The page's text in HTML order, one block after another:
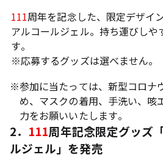
111周年を記念した、限定デザイ
アルコールジェル。持ち運びしや
す。
※応募するグッズは選べません。
※参加に当たっては、新型コロナ
め、マスクの着用、手洗い、咳
力をお願いいたします。
2． 111周年記念限定グッズ
ルジェル」を発売